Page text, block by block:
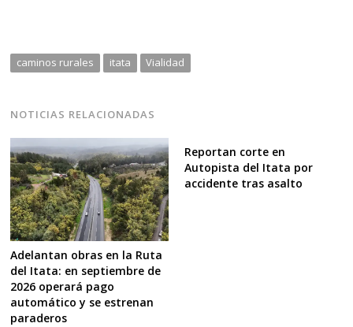
caminos rurales itata Vialidad
NOTICIAS RELACIONADAS
Adelantan obras en la Ruta
del Itata: en septiembre de
2026 operará pago
automático y se estrenan
paraderos
Reportan corte en
Autopista del Itata por
accidente tras asalto